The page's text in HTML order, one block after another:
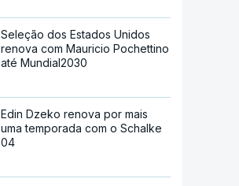
Seleção dos Estados Unidos
renova com Mauricio Pochettino
até Mundial2030
Edin Dzeko renova por mais
uma temporada com o Schalke
04